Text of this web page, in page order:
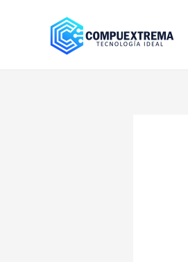
contenido